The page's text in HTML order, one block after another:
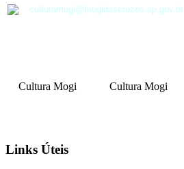
culturamogi@mogidascruzes.sp.gov.br
Cultura Mogi Cultura Mogi
Links Úteis